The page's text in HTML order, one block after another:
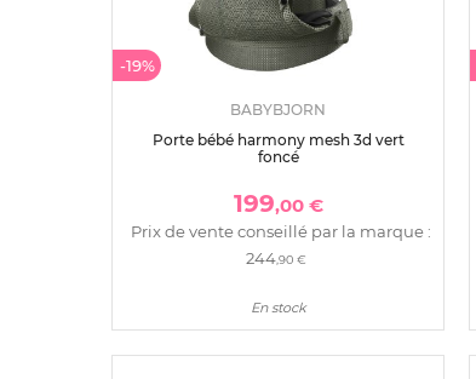
-19%
BABYBJORN
Porte bébé harmony mesh 3d vert
foncé
199,00 €
Prix de vente conseillé par la marque :
244,90 €
En stock